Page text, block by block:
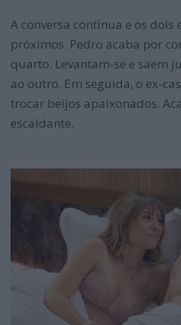
A conversa continua e os dois
próximos. Pedro acaba por
quarto. Levantam-se e saem
ao outro. Em seguida, o ex-
trocar beijos apaixonados.
escaldante.